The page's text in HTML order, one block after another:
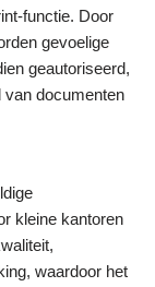
functie. Door
gevoelige
geautoriseerd,
van documenten
kleine kantoren
waardoor het